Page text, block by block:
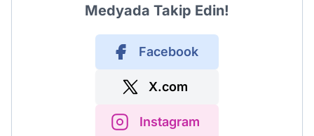
Medyada Takip Edin!
Facebook
X.com
Instagram